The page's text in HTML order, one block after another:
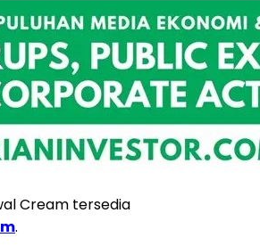
Cream tersedia
.